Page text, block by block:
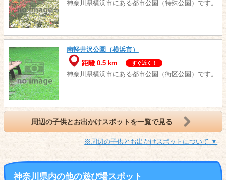
神奈川県横浜市にある都市公園（特殊公園）です。
南軽井沢公園（横浜市）
距離 0.5 km
すぐ近く！
神奈川県横浜市にある都市公園（街区公園）です。
周辺の子供とお出かけスポットを一覧で見る
※周辺の子供とお出かけスポットについて ▼
神奈川県内の他の遊び場スポット